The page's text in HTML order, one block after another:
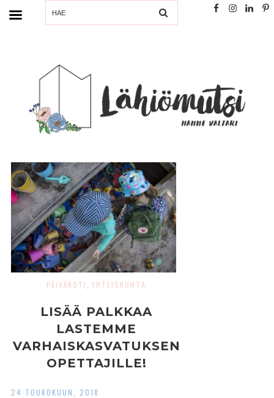
SEARCH
PÄIVÄKOTI ,YHTEISKUNTA
LISÄÄ PALKKAA
LASTEMME
VARHAISKASVATUKSEN
OPETTAJILLE!
24 TOUKOKUUN, 2018